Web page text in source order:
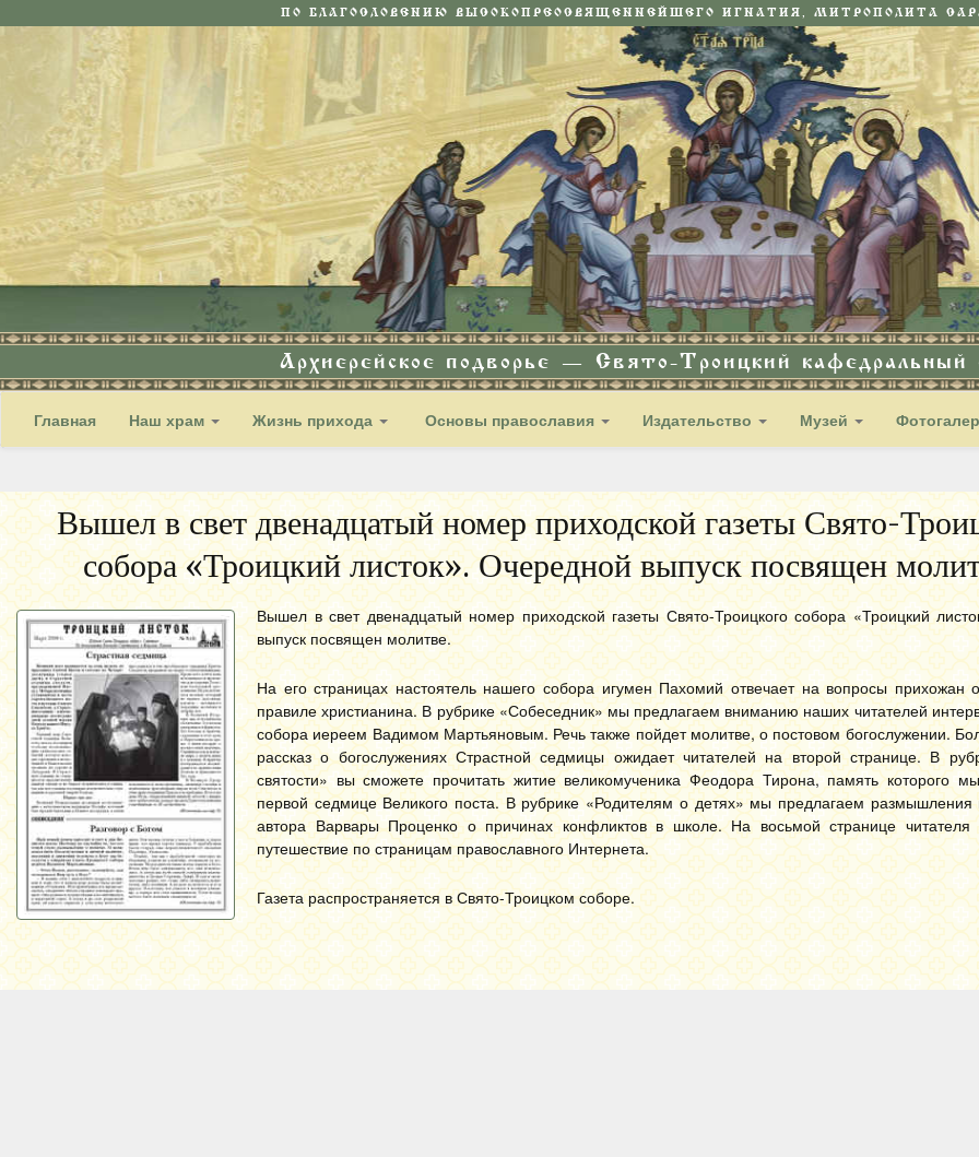
ПО БЛАГОСЛОВЕНИЮ ВЫСОКОПРЕОСВЯЩЕННЕЙШЕГО ИГНАТИЯ, МИТРОПОЛИТА
Архиерейское подворье — Свято-Троицкий кафедральный
Главная Наш храм Жизнь прихода Основы православия Издательство Музей
Вышел в свет двенадцатый номер приходской газеты Свято-
собора «Троицкий листок». Очередной выпуск посвящен
Вышел в свет двенадцатый номер приходской газеты Свято-Троицкого собора «Троицкий
выпуск посвящен молитве.
На его страницах настоятель нашего собора игумен Пахомий отвечает на вопросы прихожан
правиле христианина. В рубрике «Собеседник» мы предлагаем вниманию наших читателей
собора иереем Вадимом Мартьяновым. Речь также пойдет молитве, о постовом богослужении.
рассказ о богослужениях Страстной седмицы ожидает читателей на второй странице. В
святости» вы сможете прочитать житие великомученика Феодора Тирона, память которого
первой седмице Великого поста. В рубрике «Родителям о детях» мы предлагаем размышления
автора Варвары Проценко о причинах конфликтов в школе. На восьмой странице
путешествие по страницам православного Интернета.
Газета распространяется в Свято-Троицком соборе.